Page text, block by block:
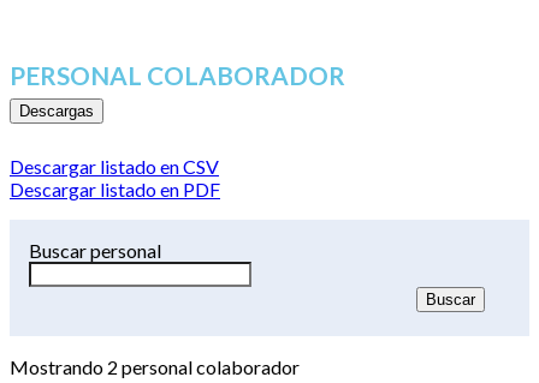
PERSONAL COLABORADOR
Descargas
Descargar listado en CSV
Descargar listado en PDF
Buscar personal
Mostrando 2 personal colaborador